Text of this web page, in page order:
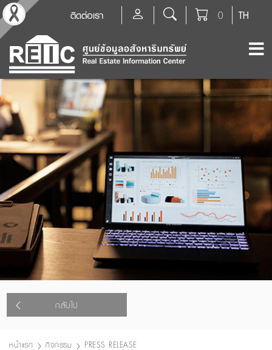
TH
0
ติดต่อเรา
กลับไป
หน้าแรก กิจกรรม PRESS RELEASE